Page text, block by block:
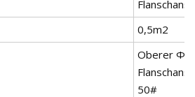
0,5m2
Oberer
50#